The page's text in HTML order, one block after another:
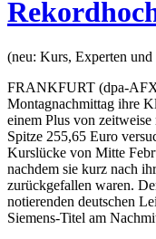
(neu: Kurs, Experten und
FRANKFURT (dpa-
Montagnachmittag ihre
einem Plus von
Spitze 255,65 Euro
Kurslücke von Mitte
nachdem sie kurz nach
zurückgefallen waren.
notierenden deutschen
Siemens-Titel am